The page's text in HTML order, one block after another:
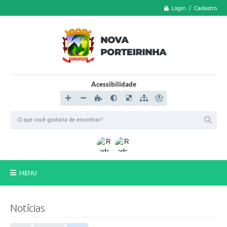
Login / Cadastro
Acessibilidade
MENU
Notícias